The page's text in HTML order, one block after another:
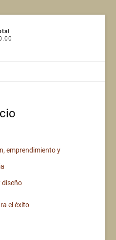
emprendimiento y
diseño
el éxito